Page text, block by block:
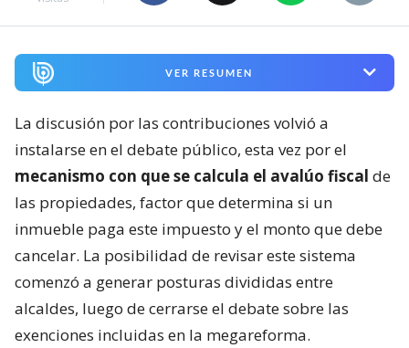
VER RESUMEN
La discusión por las contribuciones volvió a
instalarse en el debate público, esta vez por el
mecanismo con que se calcula el avalúo fiscal de
las propiedades, factor que determina si un
inmueble paga este impuesto y el monto que debe
cancelar. La posibilidad de revisar este sistema
comenzó a generar posturas divididas entre
alcaldes, luego de cerrarse el debate sobre las
exenciones incluidas en la megareforma.